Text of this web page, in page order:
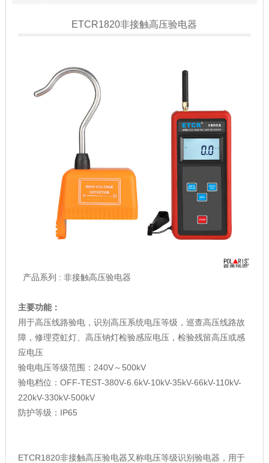
ETCR1820非接触高压验电器
产品系列 : 非接触高压验电器
主要功能：
用于高压线路验电，识别高压系统电压等级，巡查高压线路故
障，修理霓虹灯、高压钠灯检验感应电压，检验残留高压或感
应电压
验电电压等级范围：240V～500kV
验电档位：OFF-TEST-380V-6.6kV-10kV-35kV-66kV-110kV-
220kV-330kV-500kV
防护等级：IP65
ETCR1820非接触高压验电器又称电压等级识别验电器，用于